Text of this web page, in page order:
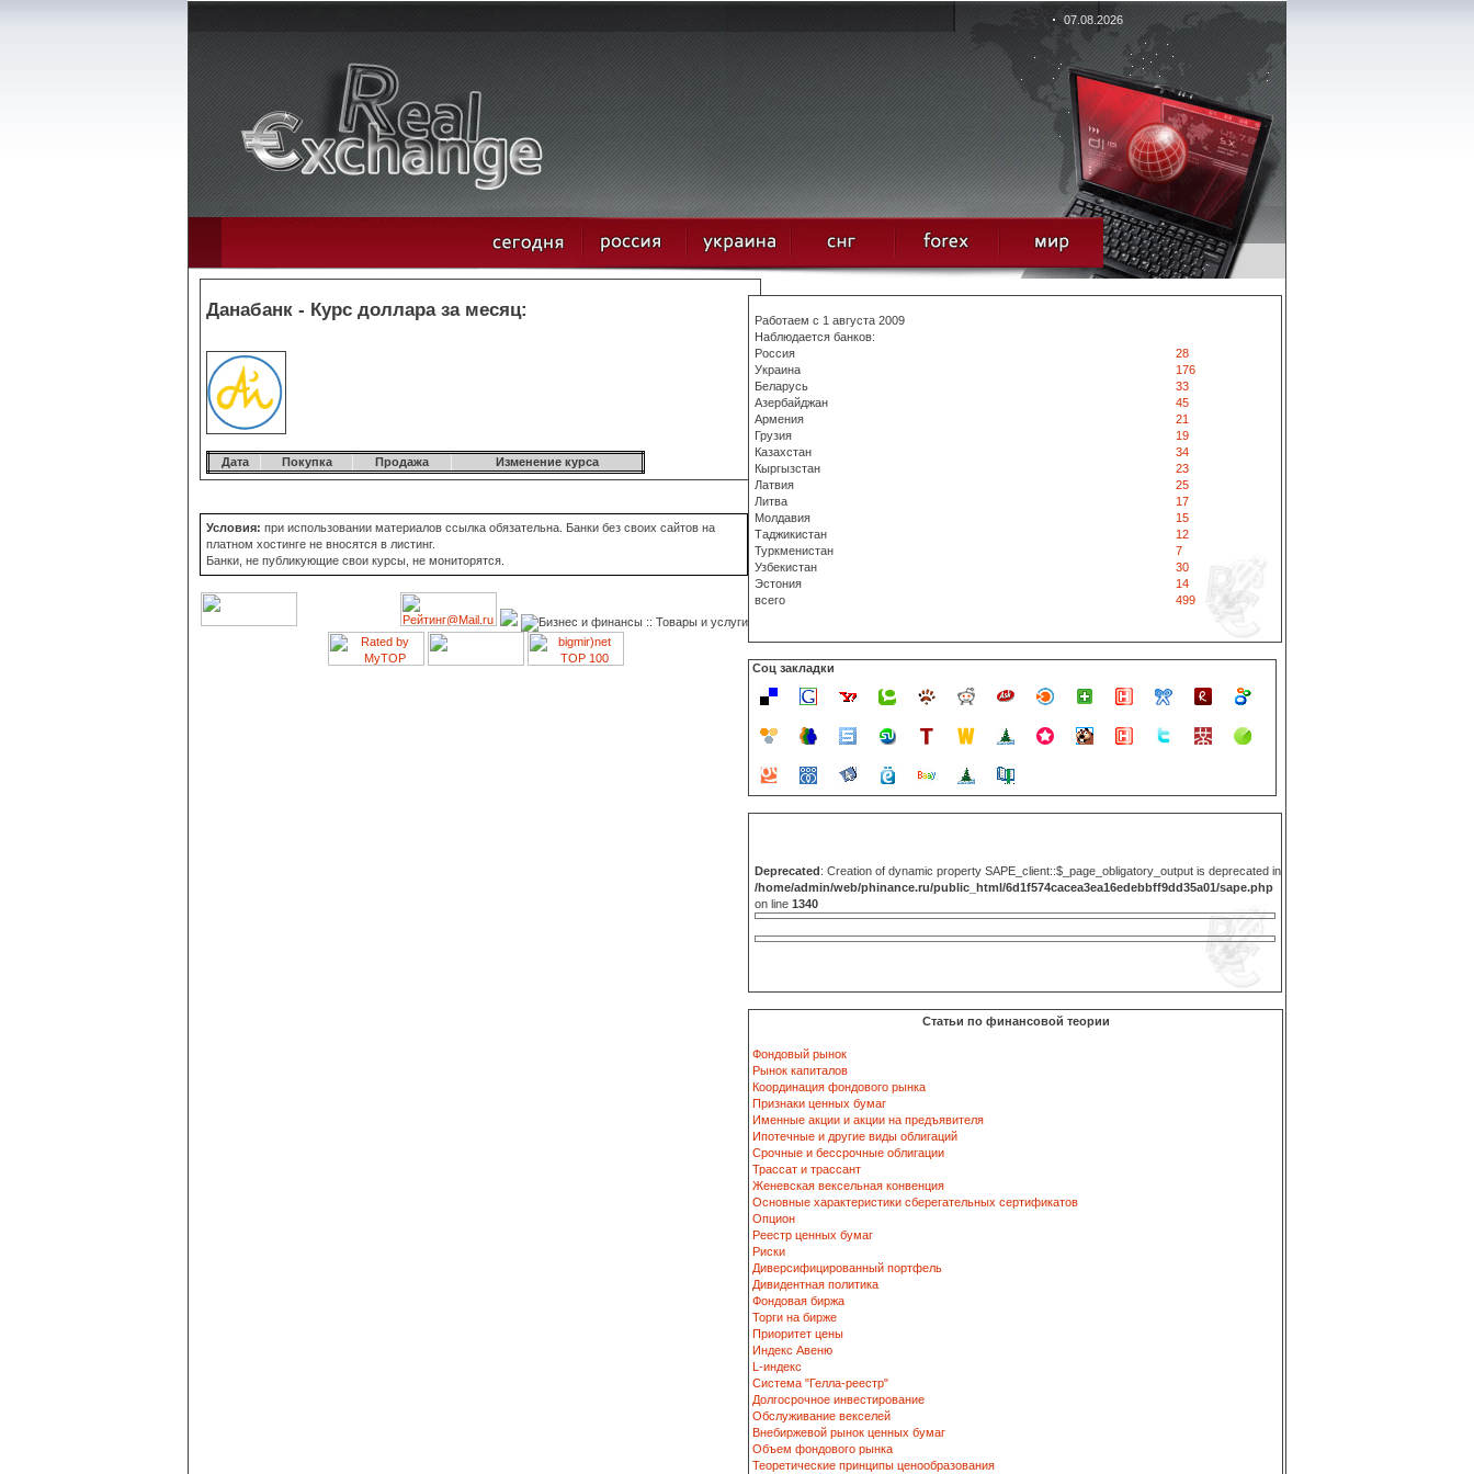
07.08.2026
Данабанк - Курс доллара за месяц:
Дата Покупка Продажа Изменение курса
Условия: при использовании материалов ссылка обязательна. Банки без своих сайтов на
платном хостинге не вносятся в листинг.
Банки, не публикующие свои курсы, не мониторятся.
Работаем с 1 августа 2009
Наблюдается банков:
Россия
28
Украина
176
Беларусь
33
Азербайджан
45
Армения
21
Грузия
19
Казахстан
34
Кыргызстан
23
Латвия
25
Литва
17
Молдавия
15
Таджикистан
12
Туркменистан
7
Узбекистан
30
Эстония
14
всего
499
Соц закладки
Deprecated: Creation of dynamic property SAPE_client::$_page_obligatory_output is deprecated in
/home/admin/web/phinance.ru/public_html/6d1f574cacea3ea16edebbff9dd35a01/sape.php
on line 1340
Статьи по финансовой теории
Фондовый рынок
Рынок капиталов
Координация фондового рынка
Признаки ценных бумаг
Именные акции и акции на предъявителя
Ипотечные и другие виды облигаций
Срочные и бессрочные облигации
Трассат и трассант
Женевская вексельная конвенция
Основные характеристики сберегательных сертификатов
Опцион
Реестр ценных бумаг
Риски
Диверсифицированный портфель
Дивидентная политика
Фондовая биржа
Торги на бирже
Приоритет цены
Индекс Авеню
L-индекс
Система "Гелла-реестр"
Долгосрочное инвестирование
Обслуживание векселей
Внебиржевой рынок ценных бумаг
Объем фондового рынка
Теоретические принципы ценообразования